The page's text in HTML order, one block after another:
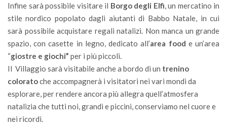
Infine sarà possibile visitare il Borgo degli Elfi, un mercatino in
stile nordico popolato dagli aiutanti di Babbo Natale, in cui
sarà possibile acquistare regali natalizi. Non manca un grande
spazio, con casette in legno, dedicato all’area food e un’area
“giostre e giochi” per i più piccoli.
Il Villaggio sarà visitabile anche a bordo di un trenino
coloratoche accompagnerà i visitatori nei vari mondi da
esplorare, per rendere ancora più allegra quell’atmosfera
natalizia che tutti noi, grandi e piccini, conserviamo nel cuore e
nei ricordi.